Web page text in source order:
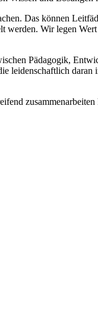
Das können
werden. Wir legen
Pädagogik,
leidenschaftlich daran